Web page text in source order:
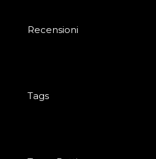
Recensioni
Tags